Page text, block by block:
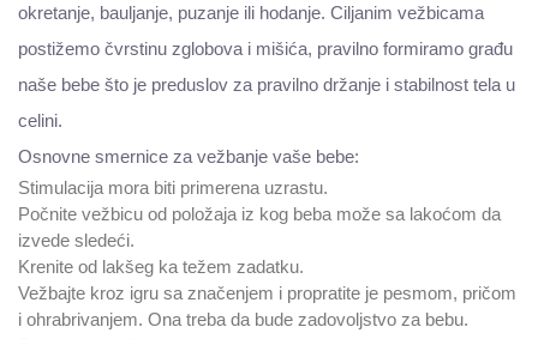
okretanje, bauljanje, puzanje ili hodanje. Ciljanim vežbicama
postižemo čvrstinu zglobova i mišića, pravilno formiramo građu
naše bebe što je preduslov za pravilno držanje i stabilnost tela u
celini.
Osnovne smernice za vežbanje vaše bebe:
Stimulacija mora biti primerena uzrastu.
Počnite vežbicu od položaja iz kog beba može sa lakoćom da
izvede sledeći.
Krenite od lakšeg ka težem zadatku.
Vežbajte kroz igru sa značenjem i propratite je pesmom, pričom
i ohrabrivanjem. Ona treba da bude zadovoljstvo za bebu.